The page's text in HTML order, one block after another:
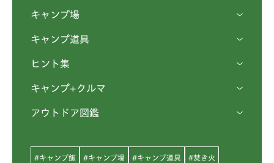
キャンプ場
キャンプ道具
ヒント集
キャンプ+クルマ
アウトドア図鑑
#キャンプ飯 #キャンプ場 #キャンプ道具 #焚き火